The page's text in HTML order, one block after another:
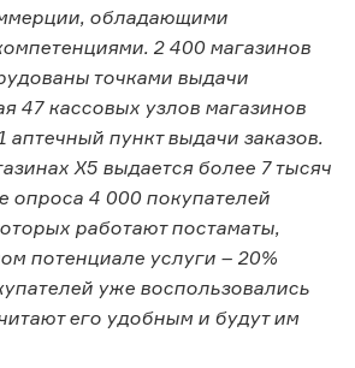
обладающими
2 400 магазинов
точками выдачи
47 кассовых узлов магазинов
аптечный пункт выдачи заказов.
Х5 выдается более 7 тысяч
опроса 4 000 покупателей
работают постаматы,
потенциале услуги – 20%
уже воспользовались
его удобным и будут им